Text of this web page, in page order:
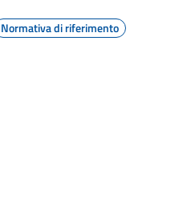
Normativa di riferimento